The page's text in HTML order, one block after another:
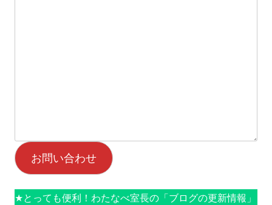
お問い合わせ
★とっても便利！わたなべ室長の「ブログの更新情報」